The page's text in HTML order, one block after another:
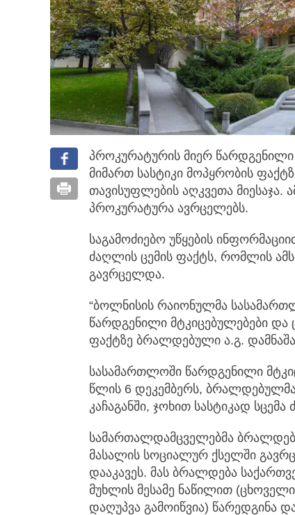
პროკურატურის მიერ
მიმართ სასტიკი მოპყრობის
თავისუფლების აღკვეთა მიესაჯა.
პროკურატურა ავრცელებს.
საგამოძიებო უწყების
ძაღლის ცემის ფაქტს, რომლის
გავრცელდა.
“ბოლნისის რაიონულმა
წარდგენილი მტკიცებულებები და
ფაქტზე ბრალდებული ა.გ.
სასამართლოში წარდგენილი
წლის 6 დეკემბერს,
კაჩაგანში, ჯოხით სასტიკად
სამართალდამცველებმა
მასალის სოციალურ ქსელში
დააკავეს. მას ბრალდება
მუხლის მესამე ნაწილით
დაღუპვა გამოიწვია) წარედგინა